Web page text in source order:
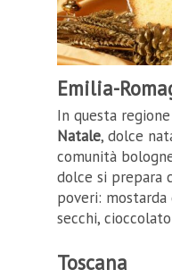
Emilia-
In questa
Natale, dolce
comunità
dolce si prepara
poveri:
secchi,
Toscana